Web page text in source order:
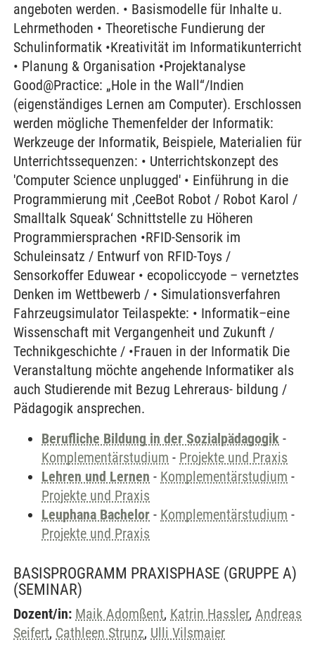
angeboten werden. • Basismodelle für Inhalte u.
Lehrmethoden • Theoretische Fundierung der
Schulinformatik •Kreativität im Informatikunterricht
• Planung & Organisation •Projektanalyse
Good@Practice: „Hole in the Wall“/Indien
(eigenständiges Lernen am Computer). Erschlossen
werden mögliche Themenfelder der Informatik:
Werkzeuge der Informatik, Beispiele, Materialien für
Unterrichtssequenzen: • Unterrichtskonzept des
'Computer Science unplugged' • Einführung in die
Programmierung mit ‚CeeBot Robot / Robot Karol /
Smalltalk Squeak‘ Schnittstelle zu Höheren
Programmiersprachen •RFID-Sensorik im
Schuleinsatz / Entwurf von RFID-Toys /
Sensorkoffer Eduwear • ecopoliccyode – vernetztes
Denken im Wettbewerb / • Simulationsverfahren
Fahrzeugsimulator Teilaspekte: • Informatik–eine
Wissenschaft mit Vergangenheit und Zukunft /
Technikgeschichte / •Frauen in der Informatik Die
Veranstaltung möchte angehende Informatiker als
auch Studierende mit Bezug Lehreraus- bildung /
Pädagogik ansprechen.
Berufliche Bildung in der Sozialpädagogik -
Komplementärstudium - Projekte und Praxis
Lehren und Lernen - Komplementärstudium -
Projekte und Praxis
Leuphana Bachelor - Komplementärstudium -
Projekte und Praxis
BASISPROGRAMM PRAXISPHASE (GRUPPE A)
(SEMINAR)
Dozent/in: Maik Adomßent, Katrin Hassler, Andreas
Seifert, Cathleen Strunz, Ulli Vilsmaier